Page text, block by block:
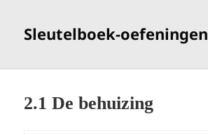
Sleutelboek-oefeningen
2.1 De behuizing